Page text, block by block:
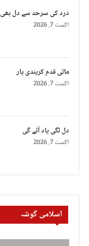
درد کی سرحد سے دل بھی
اگست 7, 2026
ماٹی قدم کریندی یار
اگست 7, 2026
دل لگی یاد آئے گی
اگست 7, 2026
اسلامی گوشہ